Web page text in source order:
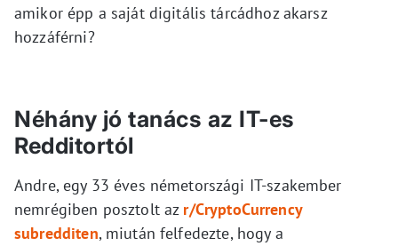
amikor épp a saját digitális tárcádhoz akarsz
hozzáférni?
Néhány jó tanács az IT-es
Redditortól
Andre, egy 33 éves németországi IT-szakember
nemrégiben posztolt az r/CryptoCurrency
subredditen, miután felfedezte, hogy a